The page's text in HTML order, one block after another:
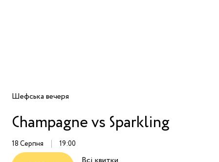
Шефська вечеря
Champagne vs Sparkling
18 Серпня 19:00